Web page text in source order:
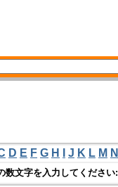
D E F G H J K L M N
数文字を入力してください: